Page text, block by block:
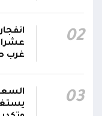
12:22
والجيش
02
غرب
03